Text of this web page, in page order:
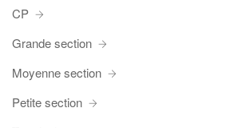
CP
Grande section
Moyenne section
Petite section